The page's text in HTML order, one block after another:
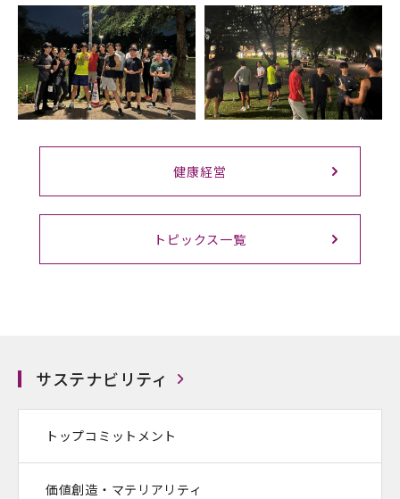
健康経営
トピックス一覧
サステナビリティ
トップコミットメント
価値創造・マテリアリティ